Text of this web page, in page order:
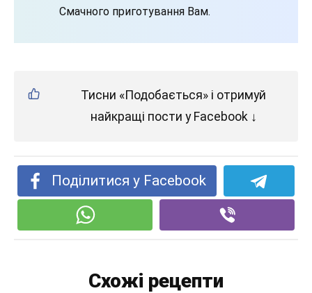
Смачного приготування Вам.
Тисни «Подобається» і отримуй
найкращі пости у Facebook ↓
Поділитися у Facebook
Схожі рецепти